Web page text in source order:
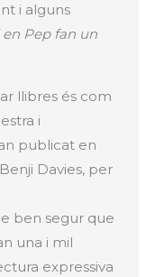
i alguns
en Pep fan un
llibres és com
i
publicat en
Davies, per
ben segur que
una i mil
expressiva